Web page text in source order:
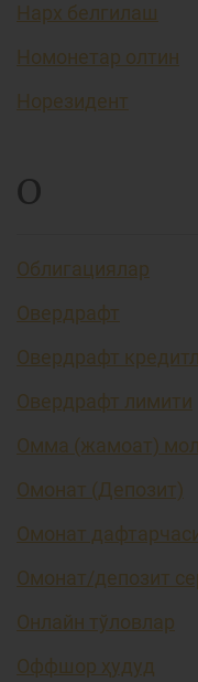
Нарх белгилаш
Номонетар олтин
Норезидент
О
Облигациялар
Овердрафт
Овердрафт
Овердрафт лимити
Омма (жамоат)
Омонат (Депозит)
Омонат
Омонат/депозит
Онлайн тўловлар
Оффшор ҳудуд